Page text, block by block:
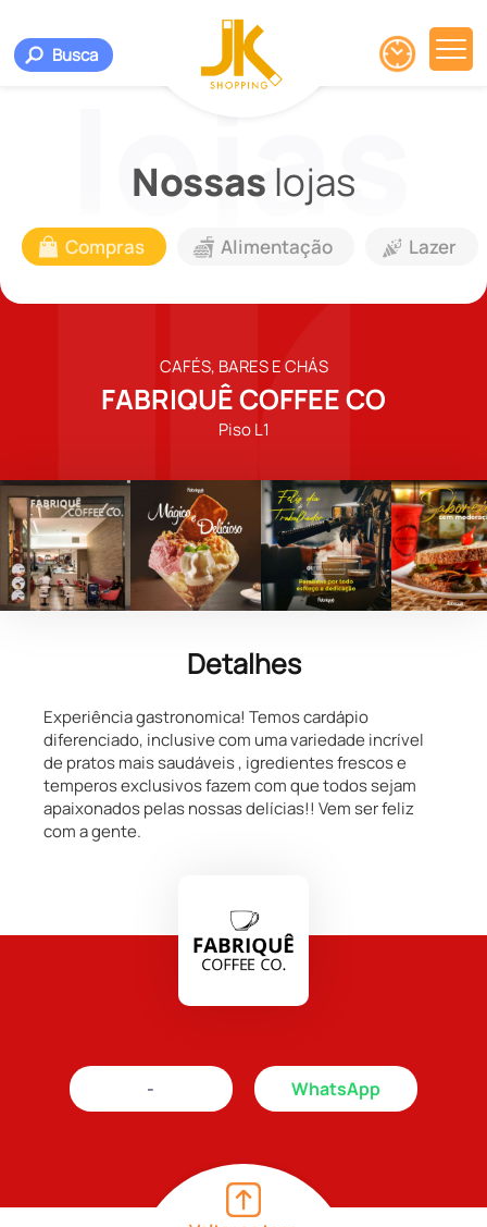
Busca
Nossas lojas
Compras Alimentação Lazer
CAFÉS, BARES E CHÁS
FABRIQUÊ COFFEE CO
Piso L1
Detalhes
Experiência gastronomica! Temos cardápio
diferenciado, inclusive com uma variedade incrível
de pratos mais saudáveis , igredientes frescos e
temperos exclusivos fazem com que todos sejam
apaixonados pelas nossas delícias!! Vem ser feliz
com a gente.
- WhatsApp